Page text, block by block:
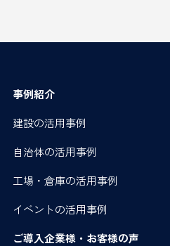
事例紹介
建設の活用事例
自治体の活用事例
工場・倉庫の活用事例
イベントの活用事例
ご導入企業様・お客様の声